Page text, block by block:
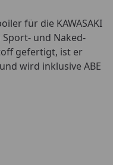
für die KAWASAKI
und Naked-
gefertigt, ist er
wird inklusive ABE